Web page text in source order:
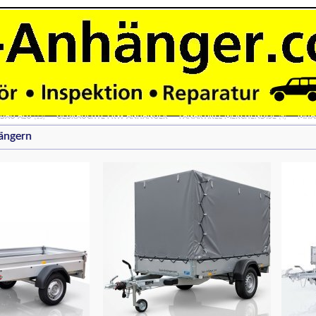
(41) ZWEIACHSER TIEFLADER OHNE PLANE
MOTORRADANHÄNGER(28) AUTOTRANSPORTER(34)
1 & 2 ACHSER 3 SEITEN KIPPER 2 & 3 ACHSER(15)
ALU-POLY-HYBRID KOFFERANHÄNGER TOHACO
HU(2) VERMIETUNG ANHÄNGER LANGMATERIAL ROHR PROFIL
ALU(15) GEBRAUCHTE PKW ANHÄNGER FANARTIKEL MERCHENDISE(4)